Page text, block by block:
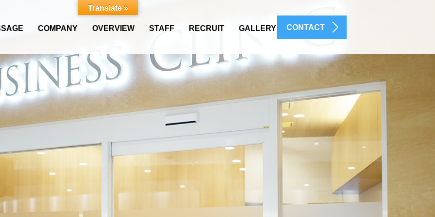
COMPANY OVERVIEW STAFF RECRUIT GALLERY CONTACT
Translate »